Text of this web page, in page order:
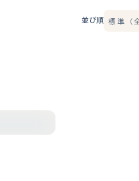
並び順